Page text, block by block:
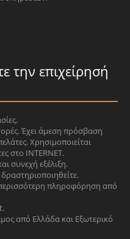
την επιχείρησή
Έχει άμεση πρόσβαση
Χρησιμοποιείται
στο INTERNET.
συνεχή εξέλιξη.
περισσότερη πληροφόρηση από
από Ελλάδα και Εξωτερικό